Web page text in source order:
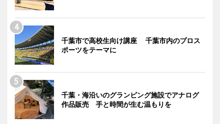
千葉市で高校生向け講座 千葉市内のプロス
ポーツをテーマに
千葉・海沿いのグランピング施設でアナログ
作品販売 手と時間が生む温もりを